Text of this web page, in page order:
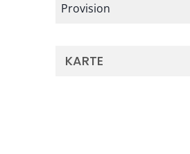
Provision
KARTE